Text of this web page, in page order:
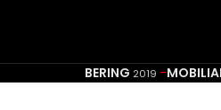
BERING 2019 -